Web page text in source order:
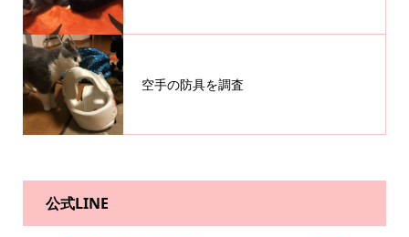
空手の防具を調査
公式LINE